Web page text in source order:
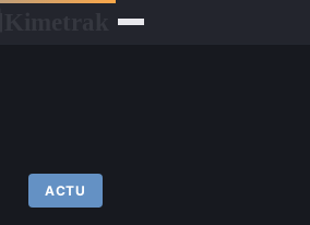
ACTU